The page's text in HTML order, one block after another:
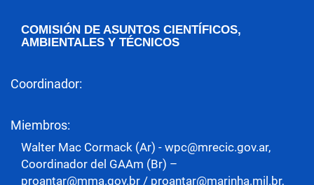
COMISIÓN DE ASUNTOS CIENTÍFICOS,
AMBIENTALES Y TÉCNICOS
Coordinador:
Miembros:
Walter Mac Cormack (Ar) - wpc@mrecic.gov.ar,
Coordinador del GAAm (Br) –
proantar@mma.gov.br / proantar@marinha.mil.br,